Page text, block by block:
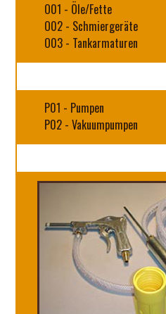
O01 - Öle/Fette
O02 - Schmiergeräte
O03 - Tankarmaturen
P01 - Pumpen
P02 - Vakuumpumpen